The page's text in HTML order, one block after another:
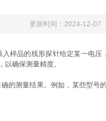
更新时间：2024-12-
样品的线形探针给定某一电
确保测量精度。
测量结果。例如，某些型号